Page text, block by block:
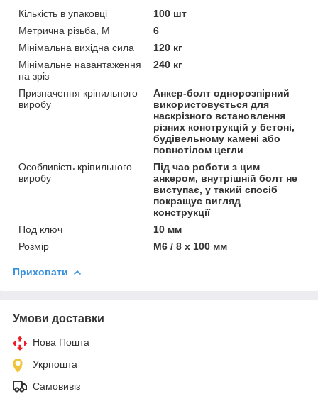
Кількість в упаковці
100 шт
Метрична різьба, М
6
Мінімальна вихідна сила
120 кг
Мінімальне навантаження
на зріз
240 кг
Призначення кріпильного
виробу
Анкер-болт однорозпірний
використовується для
наскрізного встановлення
різних конструкцій у бетоні,
будівельному камені або
повнотілом цегли
Особливість кріпильного
виробу
Під час роботи з цим
анкером, внутрішній болт не
виступає, у такий спосіб
покращує вигляд
конструкції
Под ключ
10 мм
Розмір
M6 / 8 х 100 мм
Приховати
Умови доставки
Нова Пошта
Укрпошта
Самовивіз